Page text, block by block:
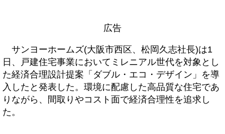
広告
サンヨーホームズ(大阪市西区、松岡久志社長)は1
日、戸建住宅事業においてミレニアル世代を対象とし
た経済合理設計提案「ダブル・エコ・デザイン」を導
入したと発表した。環境に配慮した高品質な住宅であ
りながら、間取りやコスト面で経済合理性を追求し
た。